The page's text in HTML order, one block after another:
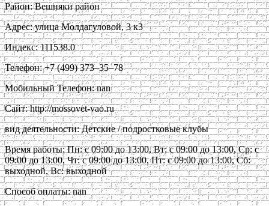
Район: Вешняки район
Адрес: улица Молдагуловой, 3 к3
Индекс: 111538.0
Телефон: +7 (499) 373‒35‒78
Мобильный Телефон: nan
Сайт: http://mossovet-vao.ru
вид деятельности: Детские / подростковые клубы
Время работы: Пн: с 09:00 до 13:00, Вт: с 09:00 до 13:00, Ср: с
09:00 до 13:00, Чт: с 09:00 до 13:00, Пт: с 09:00 до 13:00, Сб:
выходной, Вс: выходной
Способ оплаты: nan